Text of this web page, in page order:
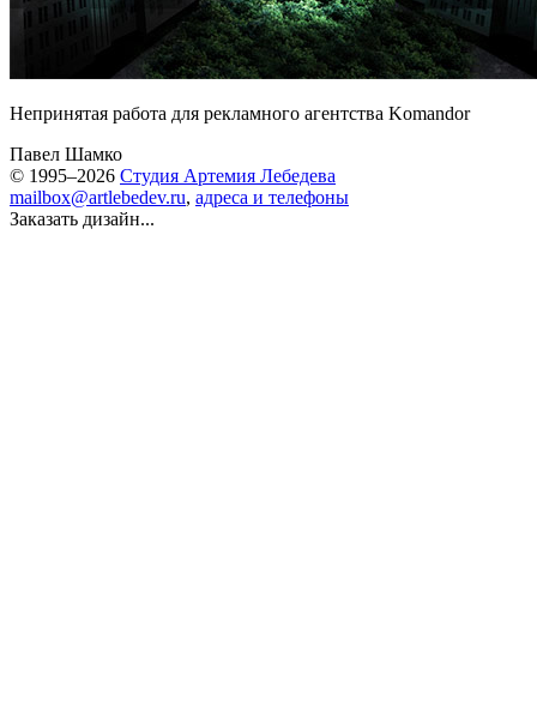
Непринятая работа для рекламного агентства Komandor
Павел Шамко
© 1995–2026 Студия Артемия Лебедева
mailbox@artlebedev.ru, адреса и телефоны
Заказать дизайн...